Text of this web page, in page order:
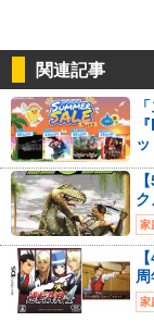
関連記事
家
周
家